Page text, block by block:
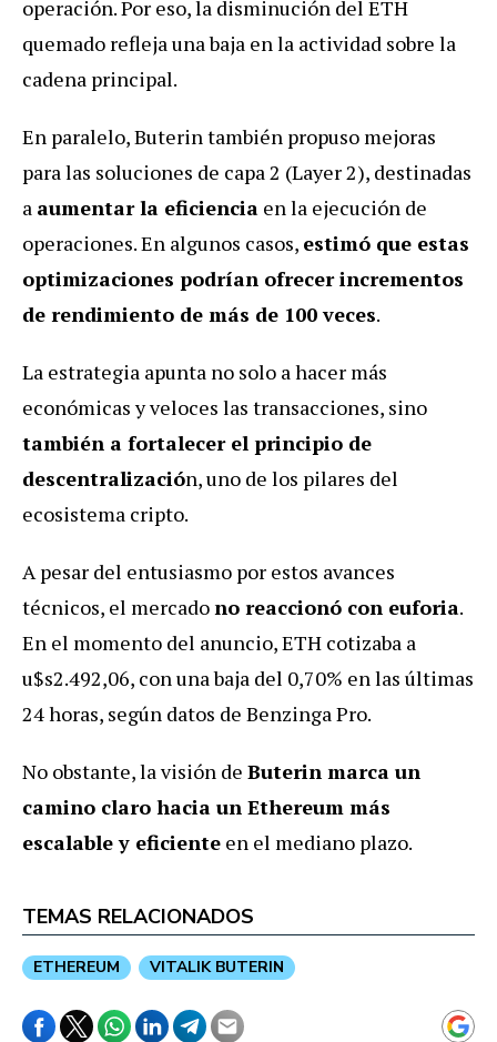
operación. Por eso, la disminución del ETH
quemado refleja una baja en la actividad sobre la
cadena principal.
En paralelo, Buterin también propuso mejoras
para las soluciones de capa 2 (Layer 2), destinadas
a aumentar la eficiencia en la ejecución de
operaciones. En algunos casos, estimó que estas
optimizaciones podrían ofrecer incrementos
de rendimiento de más de 100 veces.
La estrategia apunta no solo a hacer más
económicas y veloces las transacciones, sino
también a fortalecer el principio de
descentralización, uno de los pilares del
ecosistema cripto.
A pesar del entusiasmo por estos avances
técnicos, el mercadono reaccionó con euforia.
En el momento del anuncio, ETH cotizaba a
u$s2.492,06, con una baja del 0,70% en las últimas
24 horas, según datos de Benzinga Pro.
No obstante, la visión de Buterin marca un
camino claro hacia un Ethereum más
escalable y eficiente en el mediano plazo.
TEMAS RELACIONADOS
ETHEREUM VITALIK BUTERIN